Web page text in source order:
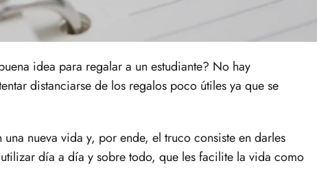
idea para regalar a un estudiante? No hay
distanciarse de los regalos poco útiles ya que se
una nueva vida y, por ende, el truco consiste en darles
día a día y sobre todo, que les facilite la vida como